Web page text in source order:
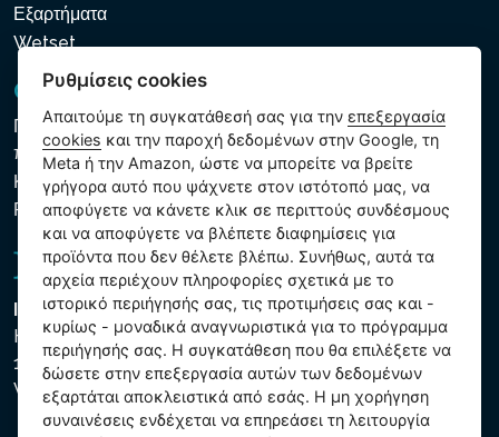
Εξαρτήματα
Wetset
GDPR και Cookies
Πολιτική προστασίας προσωπικών και λοιπών δεδομένων
που υποβάλλονται σε επεξεργασία
Κανόνες χρήσης των αρχείων cookie
Ρυθμίσεις cookies
Intex Trading, s.r.o.
Hradecká 2526/3
130 00 Praha 3
Vinohrady - Česká republika
Ρυθμίσεις cookies
Απαιτούμε τη συγκατάθεσή σας για τηνεπεξεργασία
cookies και την παροχή δεδομένων στην Google, τη
Meta ή την Amazon, ώστε να μπορείτε να βρείτε
γρήγορα αυτό που ψάχνετε στον ιστότοπό μας, να
αποφύγετε να κάνετε κλικ σε περιττούς συνδέσμους
και να αποφύγετε να βλέπετε διαφημίσεις για
προϊόντα που δεν θέλετε βλέπω. Συνήθως, αυτά τα
αρχεία περιέχουν πληροφορίες σχετικά με το
ιστορικό περιήγησής σας, τις προτιμήσεις σας και -
κυρίως - μοναδικά αναγνωριστικά για το πρόγραμμα
περιήγησής σας. Η συγκατάθεση που θα επιλέξετε να
δώσετε στην επεξεργασία αυτών των δεδομένων
εξαρτάται αποκλειστικά από εσάς. Η μη χορήγηση
συναινέσεις ενδέχεται να επηρεάσει τη λειτουργία